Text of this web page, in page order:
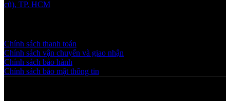
cũ), TP. HCM
Chính sách thanh toán
Chính sách vận chuyển và giao nhận
Chính sách bảo hành
Chính sách bảo mật thông tin